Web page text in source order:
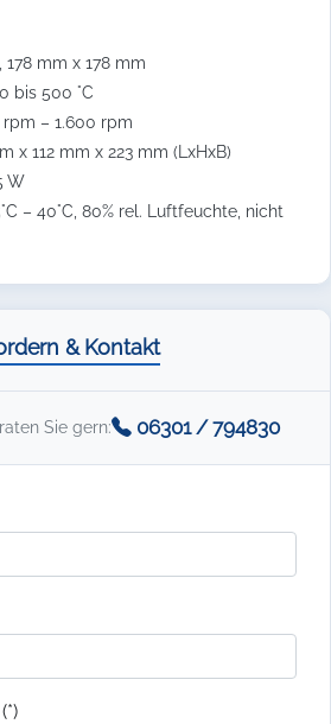
mm x 178 mm
bis 500 °C
– 1.600 rpm
x 112 mm x 223 mm (LxHxB)
W
– 40°C, 80% rel. Luftfeuchte, nicht
& Kontakt
Sie gern: 06301 / 794830